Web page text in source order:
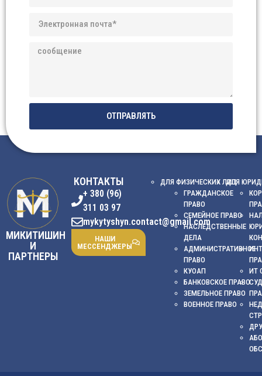
ОТПРАВЛЯТЬ
МИКИТИШИН
И
ПАРТНЕРЫ
КОНТАКТЫ
+ 380 (96)
311 03 97
mykytyshyn.contact@gmail.com
НАШИ
МЕССЕНДЖЕРЫ
ДЛЯ ФИЗИЧЕСКИХ ЛИЦ
ГРАЖДАНСКОЕ
ПРАВО
СЕМЕЙНОЕ ПРАВО
НАСЛЕДСТВЕННЫЕ
ДЕЛА
АДМИНИСТРАТИВНОЕ
ПРАВО
КУОАП
БАНКОВСКОЕ ПРАВО
ЗЕМЕЛЬНОЕ ПРАВО
ВОЕННОЕ ПРАВО
ДЛЯ
ИТ